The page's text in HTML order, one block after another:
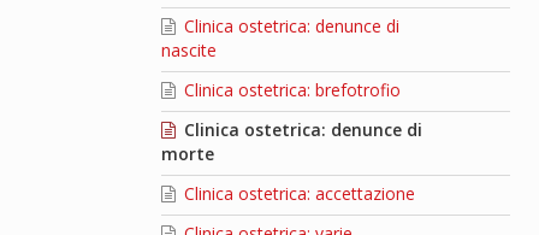
Clinica ostetrica: denunce di
nascite
Clinica ostetrica: brefotrofio
Clinica ostetrica: denunce di
morte
Clinica ostetrica: accettazione